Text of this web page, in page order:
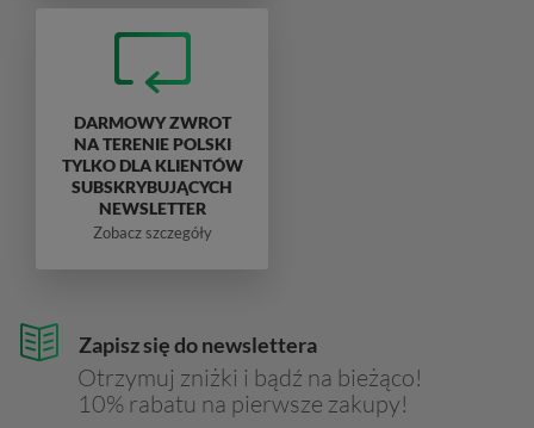
Zapisz się do newslettera
Otrzymuj zniżki i bądź na bieżąco!
10% rabatu na pierwsze zakupy!
DARMOWY ZWROT
NA TERENIE POLSKI
TYLKO DLA KLIENTÓW
SUBSKRYBUJĄCYCH
NEWSLETTER
Zobacz szczegóły